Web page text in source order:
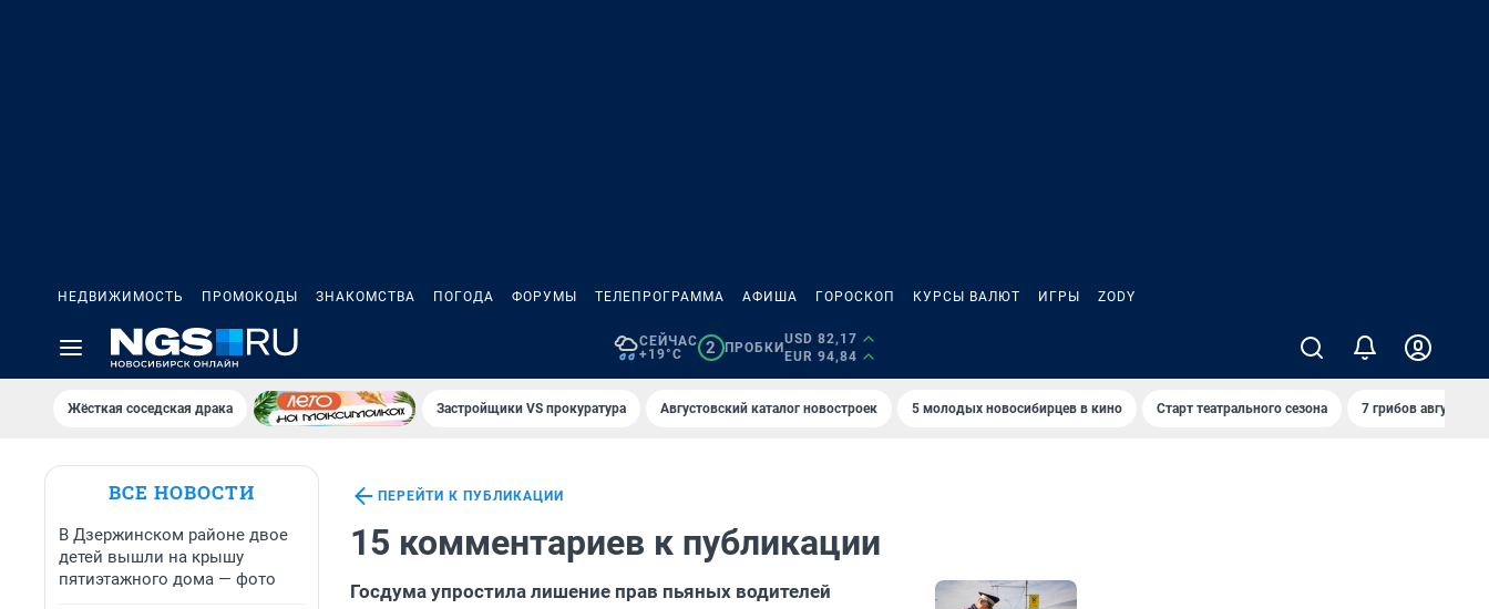
НЕДВИЖИМОСТЬ ПРОМОКОДЫ ЗНАКОМСТВА ПОГОДА ФОРУМЫ ТЕЛЕПРОГРАММА АФИША ГОРОСКОП КУРСЫ ВАЛЮТ ИГРЫ ZODY
СЕЙЧАС
+19°C
2 ПРОБКИ
USD 82,17
EUR 94,84
Жёсткая соседская драка Застройщики VS прокуратура Августовский каталог новостроек 5 молодых новосибирцев в кино Старт театрального сезона 7 грибов августа
ВСЕ НОВОСТИ
В Дзержинском районе двое
детей вышли на крышу
пятиэтажного дома — фото
ПЕРЕЙТИ К ПУБЛИКАЦИИ
15 комментариев к публикации
Госдума упростила лишение прав пьяных водителей